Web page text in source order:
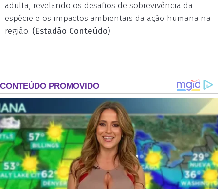
adulta, revelando os desafios de sobrevivência da
espécie e os impactos ambientais da ação humana na
região. (Estadão Conteúdo)